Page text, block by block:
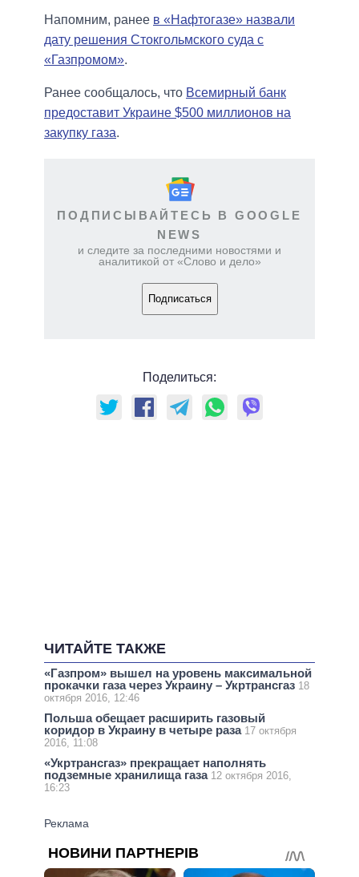
Напомним, ранее в «Нафтогазе» назвали
дату решения Стокгольмского суда с
«Газпромом».
Ранее сообщалось, что Всемирный банк
предоставит Украине $500 миллионов на
закупку газа.
ПОДПИСЫВАЙТЕСЬ В GOOGLE
NEWS
и следите за последними новостями и
аналитикой от «Слово и дело»
Подписаться
Поделиться:
ЧИТАЙТЕ ТАКЖЕ
«Газпром» вышел на уровень максимальной
прокачки газа через Украину – Укртрансгаз 18
октября 2016, 12:46
Польша обещает расширить газовый
коридор в Украину в четыре раза 17 октября
2016, 11:08
«Укртрансгаз» прекращает наполнять
подземные хранилища газа 12 октября 2016,
16:23